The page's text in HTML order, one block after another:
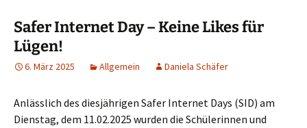
Safer Internet Day – Keine Likes für
Lügen!
6. März 2025 Allgemein Daniela Schäfer
Anlässlich des diesjährigen Safer Internet Days (SID) am
Dienstag, dem 11.02.2025 wurden die Schülerinnen und